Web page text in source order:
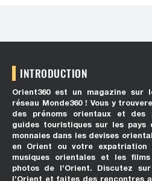
INTRODUCTION
Orient360 est un magazine sur
réseau Monde360 ! Vous y
des prénoms orientaux et des
guides touristiques sur les pays
monnaies dans les devises
en Orient ou votre expatriation
musiques orientales et les
photos de l’Orient. Discutez
l’Orient et faites des rencontres